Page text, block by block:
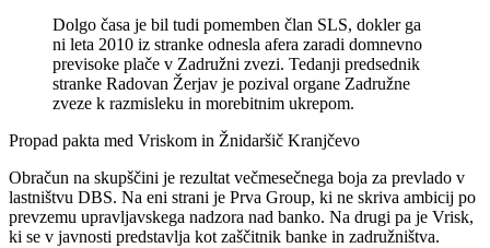
Dolgo časa je bil tudi pomemben član SLS, dokler ga
ni leta 2010 iz stranke odnesla afera zaradi domnevno
previsoke plače v Zadružni zvezi. Tedanji predsednik
stranke Radovan Žerjav je pozival organe Zadružne
zveze k razmisleku in morebitnim ukrepom.
Propad pakta med Vriskom in Žnidaršič Kranjčevo
Obračun na skupščini je rezultat večmesečnega boja za prevlado v
lastništvu DBS. Na eni strani je Prva Group, ki ne skriva ambicij po
prevzemu upravljavskega nadzora nad banko. Na drugi pa je Vrisk,
ki se v javnosti predstavlja kot zaščitnik banke in zadružništva.